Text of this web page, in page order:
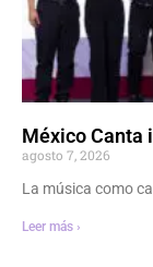
México Canta
agosto 7, 2026
La música como
Leer más ›